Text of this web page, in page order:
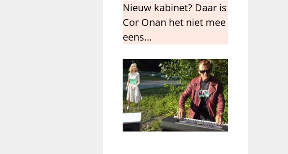
Nieuw kabinet? Daar is
Cor Onan het niet mee
eens…